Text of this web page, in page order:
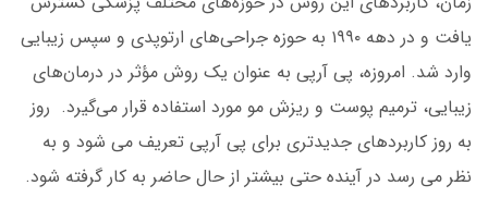
یافت و در دهه ۱۹۹۰ به حوزه جراحی‌های ارتوپدی و سپس زیبایی
وارد شد. امروزه، پی آرپی به عنوان یک روش مؤثر در درمان‌های
زیبایی، ترمیم پوست و ریزش مو مورد استفاده قرار می‌گیرد. روز
به روز کاربردهای جدیدتری برای پی آرپی تعریف می شود و به
نظر می رسد در آینده حتی بیشتر از حال حاضر به کار گرفته شود.